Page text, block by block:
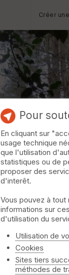
Créer
Pour
En cliquant sur
usage technique
que l'utilisation
statistiques ou de
proposer des
d'interêt.
Vous pouvez à
informations sur
d'utilisation du
Utilisation de
Cookies
Sites tiers
méthodes de